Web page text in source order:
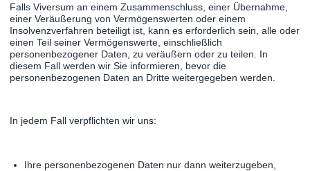
Falls Viversum an einem Zusammenschluss, einer Übernahme,
einer Veräußerung von Vermögenswerten oder einem
Insolvenzverfahren beteiligt ist, kann es erforderlich sein, alle oder
einen Teil seiner Vermögenswerte, einschließlich
personenbezogener Daten, zu veräußern oder zu teilen. In
diesem Fall werden wir Sie informieren, bevor die
personenbezogenen Daten an Dritte weitergegeben werden.
In jedem Fall verpflichten wir uns:
Ihre personenbezogenen Daten nur dann weiterzugeben,